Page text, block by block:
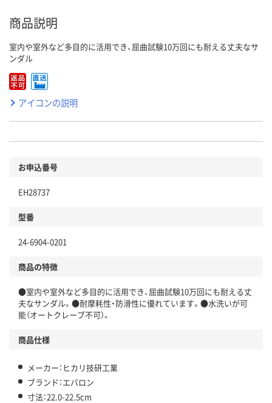
商品説明
室内や室外など多目的に活用でき、屈曲試験10万回にも耐える丈夫なサ
ンダル
アイコンの説明
お申込番号
EH28737
型番
24-6904-0201
商品の特徴
●室内や室外など多目的に活用でき、屈曲試験10万回にも耐える丈
夫なサンダル。●耐摩耗性・防滑性に優れています。●水洗いが可
能（オートクレーブ不可）。
商品仕様
メーカー：ヒカリ技研工業
ブランド：エバロン
寸法：22.0-22.5cm